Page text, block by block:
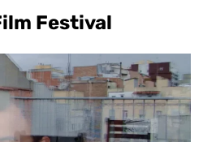
Festival